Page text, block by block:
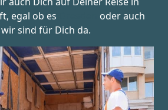
egal ob es
oder auch
sind für Dich da.